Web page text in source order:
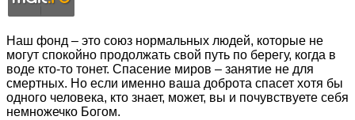
Наш фонд – это союз нормальных людей, которые не
могут спокойно продолжать свой путь по берегу, когда в
воде кто-то тонет. Спасение миров – занятие не для
смертных. Но если именно ваша доброта спасет хотя бы
одного человека, кто знает, может, вы и почувствуете себя
немножечко Богом.